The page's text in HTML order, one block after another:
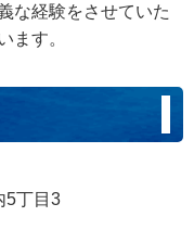
な経験をさせていた
ます。
5丁目3